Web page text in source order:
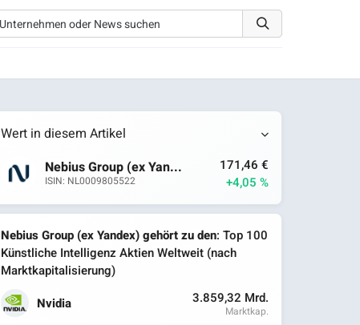
Wert in diesem Artikel
Nebius Group (ex Yan...
ISIN: NL0009805522
171,46 €
+4,05 %
Nebius Group (ex Yandex) gehört zu den: Top 100
Künstliche Intelligenz Aktien Weltweit (nach
Marktkapitalisierung)
Nvidia
3.859,32 Mrd.
Marktkap.